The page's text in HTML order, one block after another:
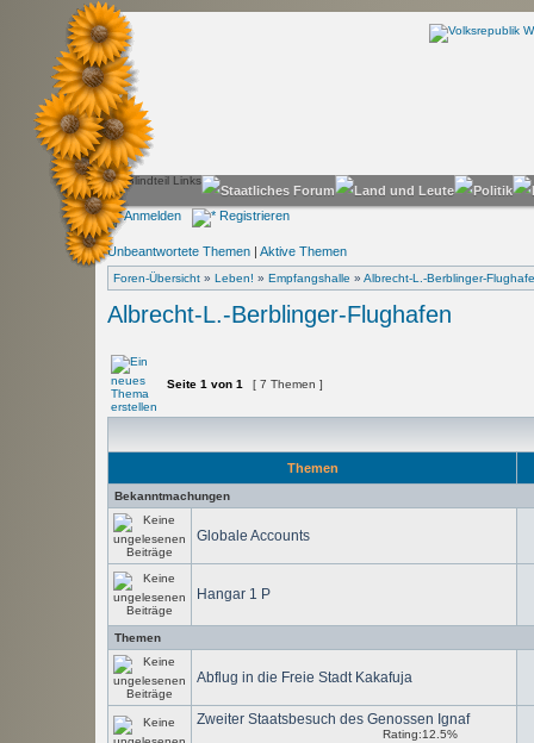
Anmelden Registrieren
Unbeantwortete Themen | Aktive Themen
Foren-Übersicht » Leben! » Empfangshalle » Albrecht-L.-Berblinger-
Albrecht-L.-Berblinger-Flughafen
Seite 1 von 1 [ 7 Themen ]
Themen
Bekanntmachungen
Globale Accounts
Hangar 1 P
Themen
Abflug in die Freie Stadt Kakafuja
Zweiter Staatsbesuch des Genossen Ignaf
Rating:12.5%